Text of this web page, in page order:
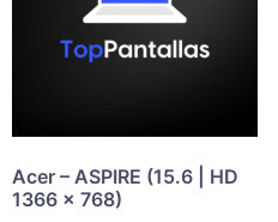
Acer – ASPIRE (15.6 | HD
1366 x 768)